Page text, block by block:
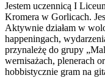
Jestem uczennicą I
Kromera w Gorlicach.
Aktywnie działam w
happeningach,
przynależę do grupy
wernisażach, plenerach
hobbistycznie gram na